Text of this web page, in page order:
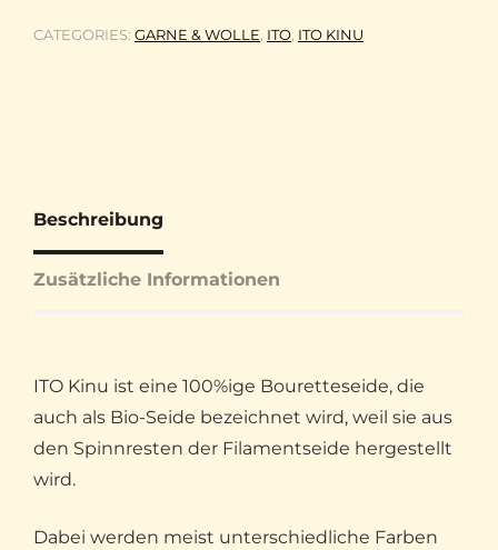
CATEGORIES: GARNE & WOLLE ITO ITO KINU
Beschreibung
Zusätzliche Informationen
ITO Kinu ist eine 100%ige Bouretteseide, die
auch als Bio-Seide bezeichnet wird, weil sie aus
den Spinnresten der Filamentseide hergestellt
wird.
Dabei werden meist unterschiedliche Farben